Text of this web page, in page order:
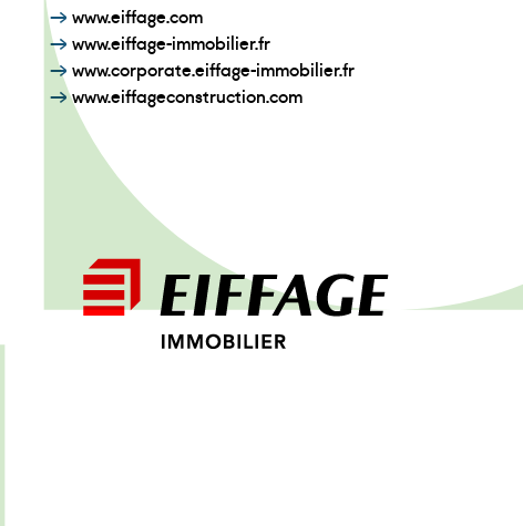
www.eiffage.com
www.eiffage-immobilier.fr
www.corporate.eiffage-immobilier.fr
www.eiffageconstruction.com